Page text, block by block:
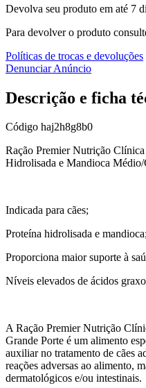
Devolva seu produto em até 7
Para devolver o produto
Políticas de trocas e devoluções
Denunciar Anúncio
Descrição e ficha
Código haj2h8g8b0
Ração Premier Nutrição
Hidrolisada e Mandioca
Indicada para cães;
Proteína hidrolisada e
Proporciona maior suporte à
Níveis elevados de ácidos
A Ração Premier Nutrição
Grande Porte é um alimento
auxiliar no tratamento de cães
reações adversas ao alimento,
dermatológicos e/ou intestinais.